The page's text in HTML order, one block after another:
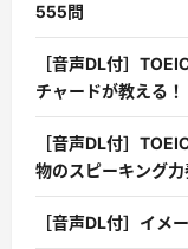
555問
［音声DL付］
チャードが教える！
［音声DL付］
物のスピーキング
［音声DL付］イメ